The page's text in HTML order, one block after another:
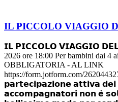
IL PICCOLO VIAGGIO
𝗜𝗟 𝗣𝗜𝗖𝗖𝗢𝗟𝗢 𝗩𝗜𝗔𝗚𝗚𝗜𝗢
2026 ore 18:00 Per bambini dai 4
OBBLIGATORIA - AL LINK
https://form.jotform.com/
𝗽𝗮𝗿𝘁𝗲𝗰𝗶𝗽𝗮𝘇𝗶𝗼𝗻𝗲 𝗮𝘁𝘁𝗶𝘃𝗮 𝗱𝗲𝗶
𝗮𝗰𝗰𝗼𝗺𝗽𝗮𝗴𝗻𝗮𝘁𝗼𝗿𝗶 𝗻𝗼𝗻 𝗲̀